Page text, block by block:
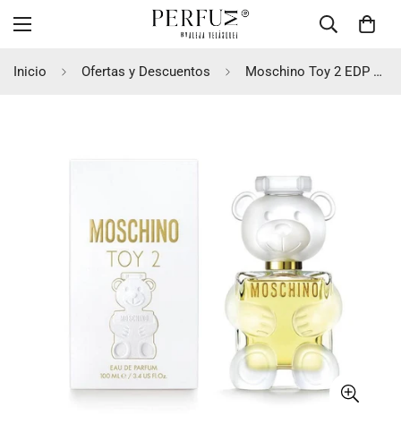
Inicio Ofertas y Descuentos Moschino Toy 2 EDP 100ml Mujer